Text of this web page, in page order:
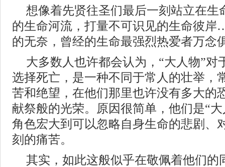
想像着先贤往圣们最后一刻站立在生
的生命河流，打量不可识见的生命彼
的无奈，曾经的生命最强烈热爱者万
大多数人也许都会认为，“大人物”对
选择死亡，是一种不同于常人的壮举，
苦和绝望，在他们那里也许没有多大的
献祭般的光荣。原因很简单，他们是“
角色宏大到可以忽略自身生命的悲剧、
刻的痛苦。
其实，如此这般似乎在敬佩着他们的